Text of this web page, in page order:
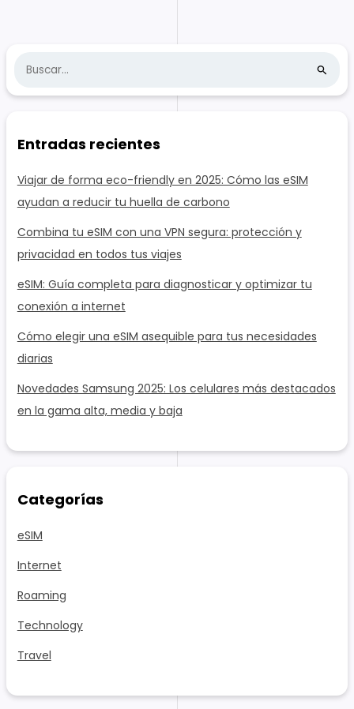
u
r
Entradas recientes
Viajar de forma eco-friendly en 2025: Cómo las eSIM
ayudan a reducir tu huella de carbono
Combina tu eSIM con una VPN segura: protección y
privacidad en todos tus viajes
eSIM: Guía completa para diagnosticar y optimizar tu
conexión a internet
Cómo elegir una eSIM asequible para tus necesidades
diarias
Novedades Samsung 2025: Los celulares más destacados
en la gama alta, media y baja
Categorías
eSIM
Internet
Roaming
Technology
Travel